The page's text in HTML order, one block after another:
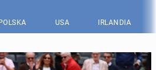
POLSKA USA IRLANDIA